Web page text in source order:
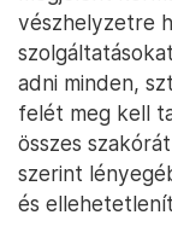
vészhelyzetre
adni minden,
felét meg kell
összes
szerint
és